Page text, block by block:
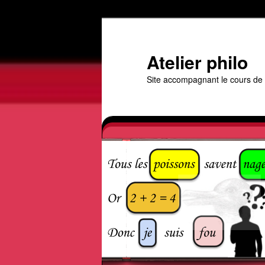
principal
Atelier philo
Site accompagnant le cours